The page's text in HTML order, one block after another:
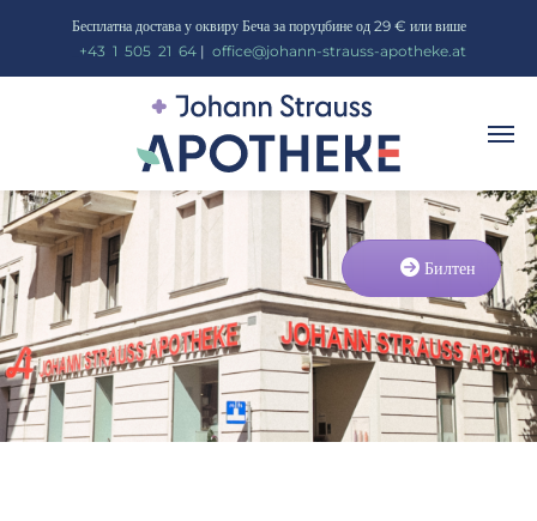
Бесплатна достава у оквиру Беча за поруџбине од 29 € или више
+43 1 505_ 21 64| office@johann-strauss-apotheke.at
Билтен